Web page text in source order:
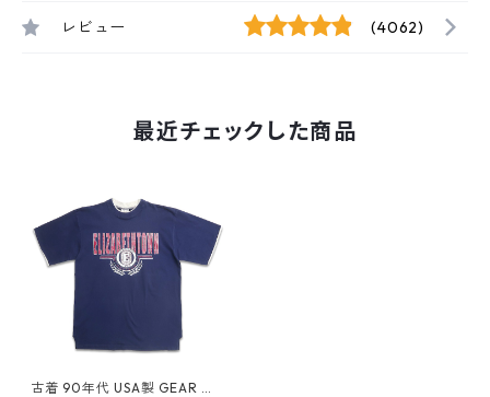
レビュー (4062)
最近チェックした商品
古着 90年代 USA製 GEAR カ